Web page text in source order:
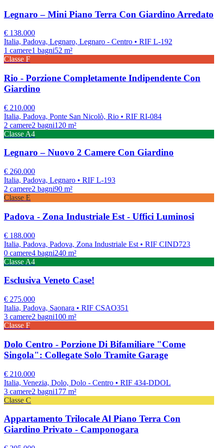
Legnaro – Mini Piano Terra Con Giardino Arredato
€ 138.000
Italia, Padova, Legnaro, Legnaro - Centro • RIF L-192
1 camere1 bagni52 m²
Classe F
Rio - Porzione Completamente Indipendente Con
Giardino
€ 210.000
Italia, Padova, Ponte San Nicolò, Rio • RIF RI-084
2 camere2 bagni120 m²
Classe A4
Legnaro – Nuovo 2 Camere Con Giardino
€ 260.000
Italia, Padova, Legnaro • RIF L-193
2 camere2 bagni90 m²
Classe E
Padova - Zona Industriale Est - Uffici Luminosi
€ 188.000
Italia, Padova, Padova, Zona Industriale Est • RIF CIND723
0 camere4 bagni240 m²
Classe A4
Esclusiva Veneto Case!
€ 275.000
Italia, Padova, Saonara • RIF CSAO351
3 camere2 bagni100 m²
Classe F
Dolo Centro - Porzione Di Bifamiliare "Come
Singola": Collegate Solo Tramite Garage
€ 210.000
Italia, Venezia, Dolo, Dolo - Centro • RIF 434-DDOL
3 camere2 bagni177 m²
Classe C
Appartamento Trilocale Al Piano Terra Con
Giardino Privato - Camponogara